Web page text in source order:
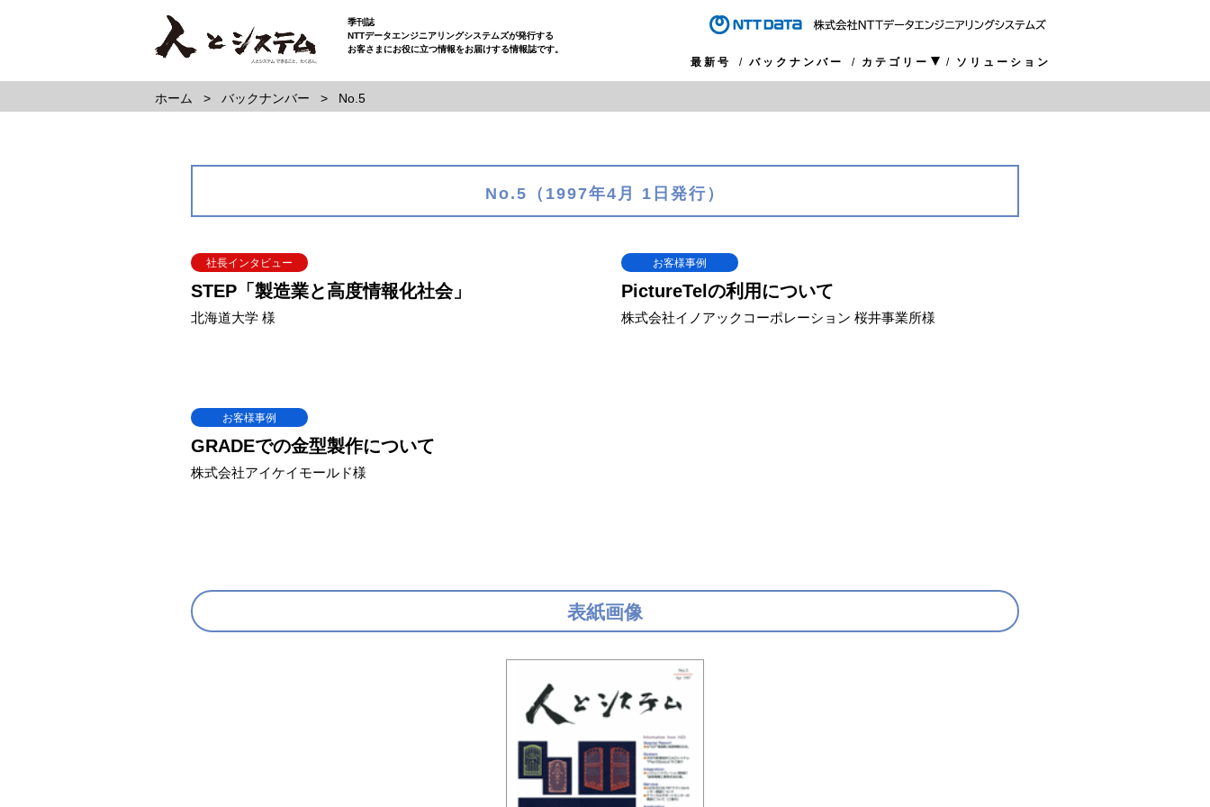
季刊誌
NTTデータエンジニアリングシステムズが発行する
お客さまにお役に立つ情報をお届けする情報誌です。
最新号 バックナンバー カテゴリー ソリューション
ホーム バックナンバー No.5
No.5（1997年4月 1日発行）
社長インタビュー
STEP「製造業と高度情報化社会」
北海道大学 様
お客様事例
PictureTelの利用について
株式会社イノアックコーポレーション 桜井事業所様
お客様事例
GRADEでの金型製作について
株式会社アイケイモールド様
表紙画像